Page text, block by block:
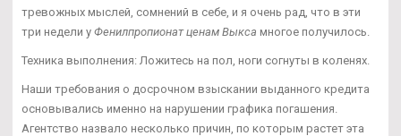
тревожных мыслей, сомнений в себе, и я очень рад, что в эти
три недели у Фенилпропионат ценам Выкса многое получилось.
Техника выполнения: Ложитесь на пол, ноги согнуты в коленях.
Наши требования о досрочном взыскании выданного кредита
основывались именно на нарушении графика погашения.
Агентство назвало несколько причин, по которым растет эта